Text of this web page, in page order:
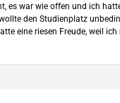
war wie offen und ich
den Studienplatz
eine riesen Freude, weil